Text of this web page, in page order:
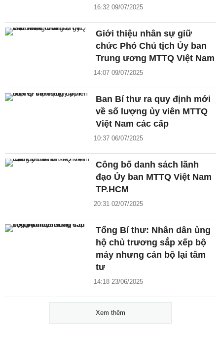
16:32 09/07/2025
Giới thiệu nhân sự giữ
chức Phó Chủ tịch Ủy ban
Trung ương MTTQ Việt Nam
14:07 09/07/2025
Ban Bí thư ra quy định mới
về số lượng ủy viên MTTQ
Việt Nam các cấp
10:37 06/07/2025
Công bố danh sách lãnh
đạo Ủy ban MTTQ Việt Nam
TP.HCM
20:31 02/07/2025
Tổng Bí thư: Nhân dân ủng
hộ chủ trương sắp xếp bộ
máy nhưng cán bộ lại tâm
tư
14:18 23/06/2025
Xem thêm